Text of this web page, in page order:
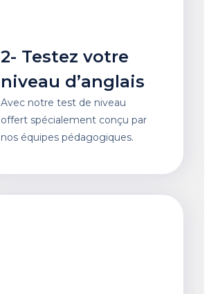
2- Testez votre
niveau d’anglais
Avec notre test de niveau
offert spécialement conçu par
nos équipes pédagogiques.